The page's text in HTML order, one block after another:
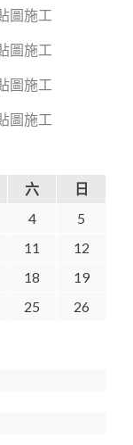
圖施工
圖施工
圖施工
圖施工
六
日
4
5
11
12
18
19
25
26